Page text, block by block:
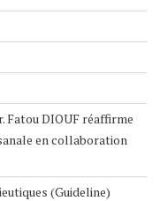
Fatou DIOUF réaffirme
en collaboration
(Guideline)